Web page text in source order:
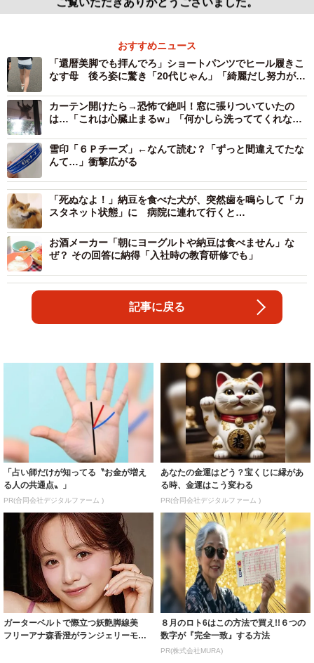
おすすめニュース
「還暦美脚でも拝んでろ」ショートパンツでヒール履きこ
なす母 後ろ姿に驚き「20代じゃん」「綺麗だし努力がす
カーテン開けたら→恐怖で絶叫！窓に張りついていたの
は…「これは心臓止まるw」「何かしら洗っててくれない
雪印「６Ｐチーズ」←なんて読む？「ずっと間違えてたな
んて…」衝撃広がる
「死ぬなよ！」納豆を食べた犬が、突然歯を鳴らして「カ
スタネット状態」に 病院に連れて行くと…
お酒メーカー「朝にヨーグルトや納豆は食べません」な
ぜ？ その回答に納得「入社時の教育研修でも」
記事に戻る
「占い師だけが知ってる〝お金が増え
る人の共通点〟」
PR(合同会社デジタルファーム )
あなたの金運はどう？宝くじに縁があ
る時、金運はこう変わる
PR(合同会社デジタルファーム )
ガーターベルトで際立つ妖艶脚線美
フリーアナ森香澄がランジェリーモデ
８月のロト6はこの方法で買え!!６つの
数字が『完全一致』する方法
PR(株式会社MURA)